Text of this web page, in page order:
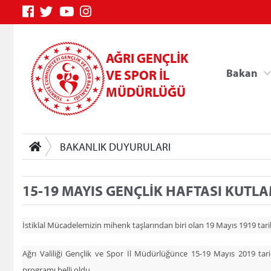
AĞRI GENÇLİK
VE SPOR İL
MÜDÜRLÜĞÜ
Bakan
BAKANLIK DUYURULARI
15-19 MAYIS GENÇLİK HAFTASI
İstiklal Mücadelemizin mihenk taşlarından biri olan 19 Mayıs 1919
Ağrı Valiliği Gençlik ve Spor İl Müdürlüğünce 15-19 Mayıs 2019